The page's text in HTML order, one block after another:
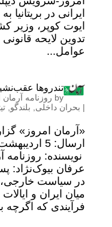
ایرانی در
ایوت کوپر، وزیر
تدوین لایحه
عوامل...
تندروها
by روزنامه آرمان
| بحران داخلی بلندگو
«آرمان امروز»
نویسنده: روزنامه
عرفان بیوک‌نژاد:
در سیاست خارجی،
میان ایران و
فرآیندی که اگرچه